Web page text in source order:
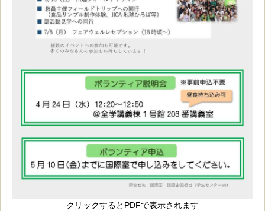
クリックするとPDFで表示されます